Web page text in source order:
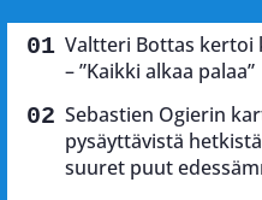
Valtteri Bottas kertoi
– ”Kaikki alkaa palaa”
Sebastien Ogierin
pysäyttävistä
suuret puut